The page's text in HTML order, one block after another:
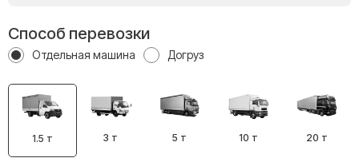
Способ перевозки
Отдельная машина Догруз
1.5 т 3 т 5 т 10 т 20 т